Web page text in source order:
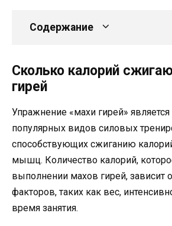
Содержание
Сколько калорий
гирей
Упражнение «махи гирей»
популярных видов силовых
способствующих сжиганию
мышц. Количество калорий,
выполнении махов гирей, зависит
факторов, таких как вес,
время занятия.